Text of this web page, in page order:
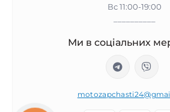
Вс 11:00-19:00
Ми в соціальних